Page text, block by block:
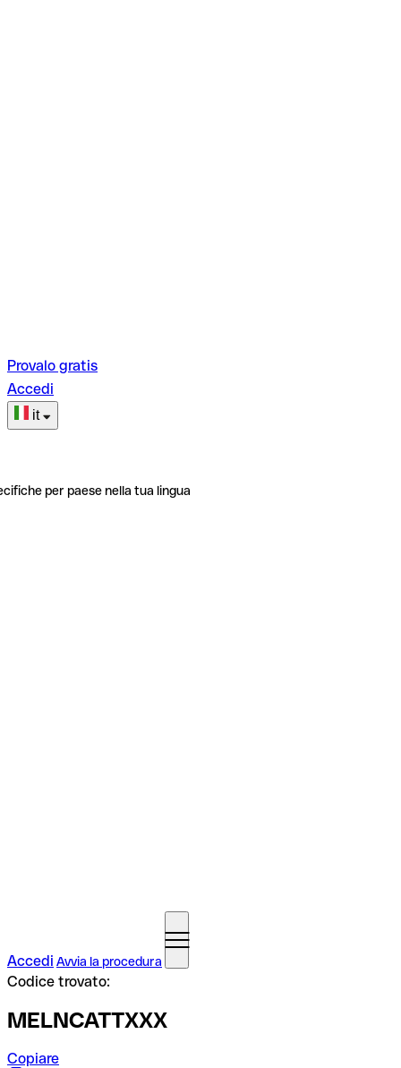
Provalo gratis
Accedi
it
per paese nella tua lingua
Accedi Avvia la procedura
Codice trovato:
MELNCATTXXX
Copiare